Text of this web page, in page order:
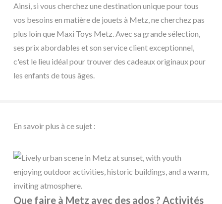
Ainsi, si vous cherchez une destination unique pour tous
vos besoins en matière de jouets à Metz, ne cherchez pas
plus loin que Maxi Toys Metz. Avec sa grande sélection,
ses prix abordables et son service client exceptionnel,
c'est le lieu idéal pour trouver des cadeaux originaux pour
les enfants de tous âges.
En savoir plus à ce sujet :
Que faire à Metz avec des ados ? Activités